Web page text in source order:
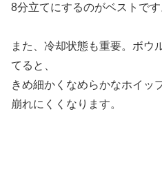
8分立てにするのがベストです
また、冷却状態も重要。ボウ
てると、
きめ細かくなめらかなホイッ
崩れにくくなります。